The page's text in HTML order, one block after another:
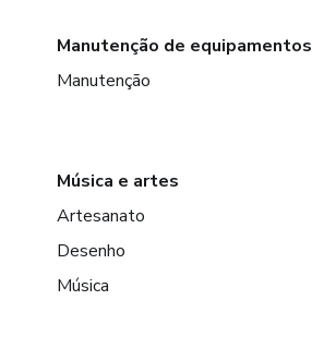
Manutenção de equipamentos
Manutenção
Música e artes
Artesanato
Desenho
Música